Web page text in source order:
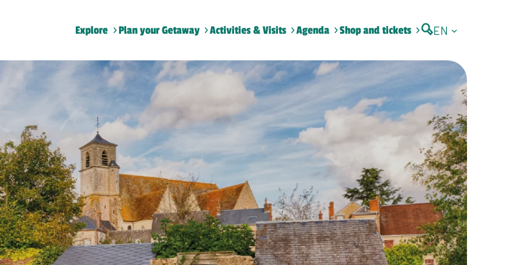
Explore Plan your Getaway Activities & Visits Agenda Shop and tickets EN